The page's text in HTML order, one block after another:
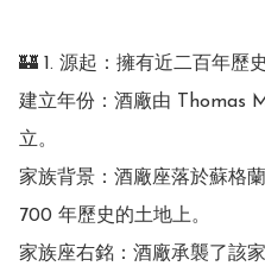
🏰 1. 源起：擁有近二百年歷
建立年份：酒廠由 Thomas
立。
家族背景：酒廠座落於蘇格
700 年歷史的土地上。
家族座右銘：酒廠承襲了該